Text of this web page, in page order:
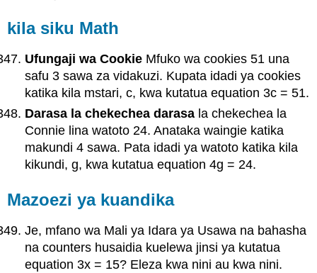
kila siku Math
Ufungaji wa Cookie Mfuko wa cookies 51 una
safu 3 sawa za vidakuzi. Kupata idadi ya cookies
katika kila mstari, c, kwa kutatua equation 3c = 51.
Darasa la chekechea darasa la chekechea la
Connie lina watoto 24. Anataka waingie katika
makundi 4 sawa. Pata idadi ya watoto katika kila
kikundi, g, kwa kutatua equation 4g = 24.
Mazoezi ya kuandika
Je, mfano wa Mali ya Idara ya Usawa na bahasha
na counters husaidia kuelewa jinsi ya kutatua
equation 3x = 15? Eleza kwa nini au kwa nini.